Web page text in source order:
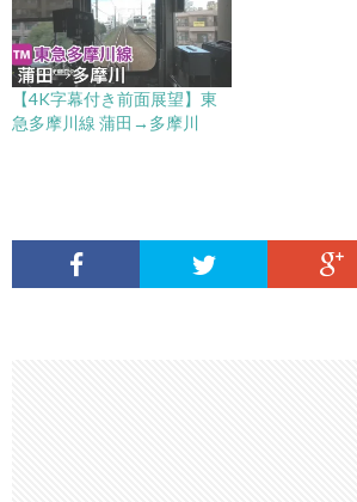
【4K字幕付き前面展望】東
急多摩川線 蒲田→多摩川